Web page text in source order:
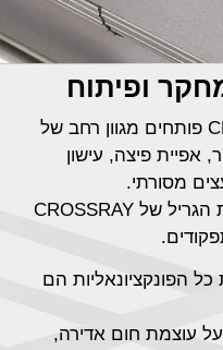
החדשנות של גרילי CROSSRAY פותחים מגוון רחב של
אפיית פיצה, עישון
מסורתי.
כל האפשריות האלו הופכים את הגריל של CROSSRAY
הפונקציונאליות הם
עוצמת חום אדירה,